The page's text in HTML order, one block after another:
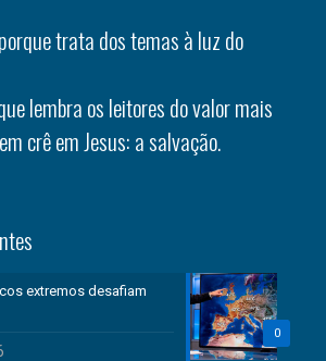
trata dos temas à luz do
lembra os leitores do valor mais
crê em Jesus: a salvação.
0
extremos desafiam